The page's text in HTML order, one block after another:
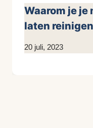
Waarom je je
laten reinigen
Door
20 juli, 2023